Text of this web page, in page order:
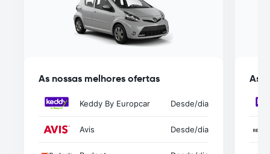
As nossas melhores ofertas
Keddy By Europcar Desde/dia
Avis Desde/dia
As